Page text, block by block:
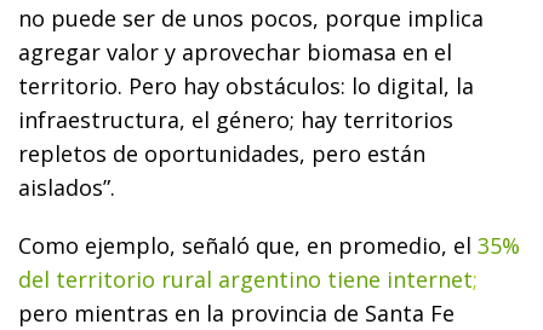
no puede ser de unos pocos, porque implica
agregar valor y aprovechar biomasa en el
territorio. Pero hay obstáculos: lo digital, la
infraestructura, el género; hay territorios
repletos de oportunidades, pero están
aislados”.
Como ejemplo, señaló que, en promedio, el 35%
del territorio rural argentino tiene internet;
pero mientras en la provincia de Santa Fe